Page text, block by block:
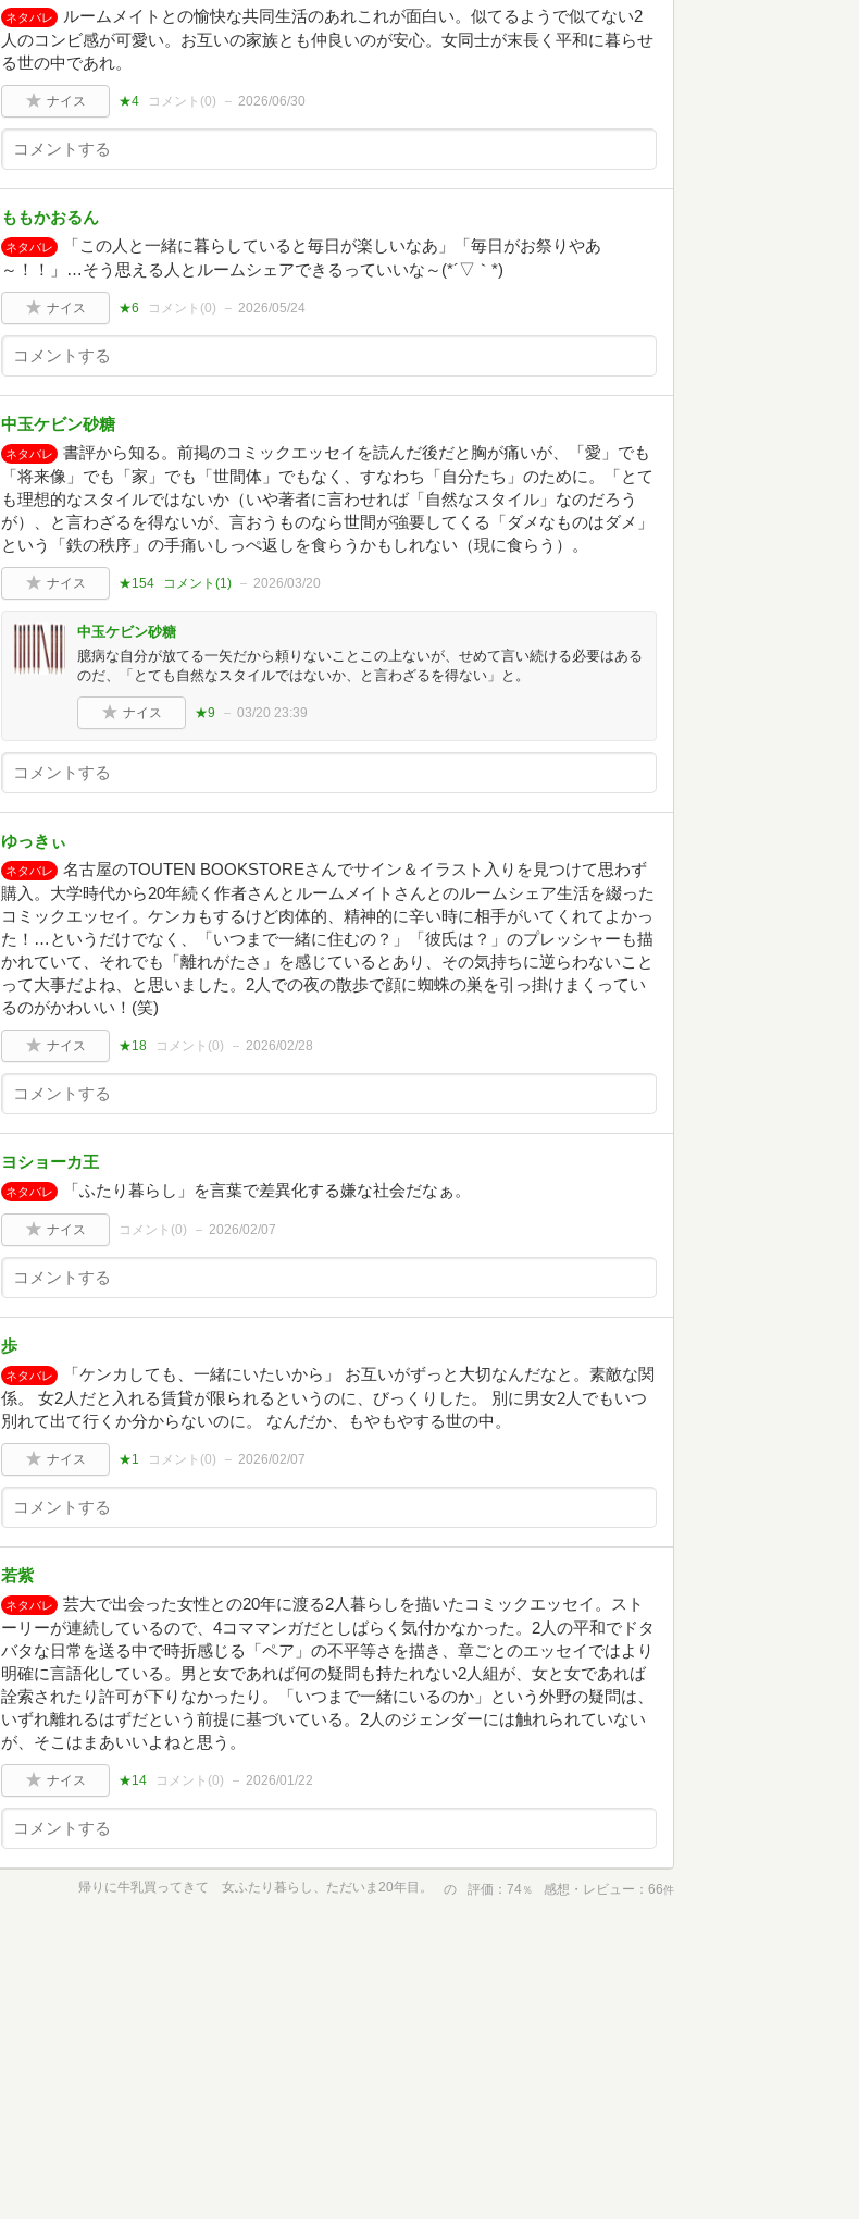
ネタバレ
ルームメイトとの愉快な共同生活のあれこれが面白い。似てるようで似てない2
人のコンビ感が可愛い。お互いの家族とも仲良いのが安心。女同士が末長く平和に暮らせ
る世の中であれ。
ナイス ★4 コメント(0) 2026/06/30
ももかおるん
ネタバレ
「この人と一緒に暮らしていると毎日が楽しいなあ」「毎日がお祭りやあ
～！！」…そう思える人とルームシェアできるっていいな～(*´▽｀*)
ナイス ★6 コメント(0) 2026/05/24
中玉ケビン砂糖
ネタバレ
書評から知る。前掲のコミックエッセイを読んだ後だと胸が痛いが、「愛」でも
「将来像」でも「家」でも「世間体」でもなく、すなわち「自分たち」のために。「とて
も理想的なスタイルではないか（いや著者に言わせれば「自然なスタイル」なのだろう
が）、と言わざるを得ないが、言おうものなら世間が強要してくる「ダメなものはダメ」
という「鉄の秩序」の手痛いしっぺ返しを食らうかもしれない（現に食らう）。
ナイス ★154 コメント(1) 2026/03/20
中玉ケビン砂糖
臆病な自分が放てる一矢だから頼りないことこの上ないが、せめて言い続ける必要はある
のだ、「とても自然なスタイルではないか、と言わざるを得ない」と。
ナイス ★9 03/20 23:39
ゆっきぃ
ネタバレ
名古屋のTOUTEN BOOKSTOREさんでサイン＆イラスト入りを見つけて思わず
購入。大学時代から20年続く作者さんとルームメイトさんとのルームシェア生活を綴った
コミックエッセイ。ケンカもするけど肉体的、精神的に辛い時に相手がいてくれてよかっ
た！…というだけでなく、「いつまで一緒に住むの？」「彼氏は？」のプレッシャーも描
かれていて、それでも「離れがたさ」を感じているとあり、その気持ちに逆らわないこと
って大事だよね、と思いました。2人での夜の散歩で顔に蜘蛛の巣を引っ掛けまくってい
るのがかわいい！(笑)
ナイス ★18 コメント(0) 2026/02/28
ヨショーカ王
ネタバレ 「ふたり暮らし」を言葉で差異化する嫌な社会だなぁ。
ナイス コメント(0) 2026/02/07
歩
ネタバレ
「ケンカしても、一緒にいたいから」 お互いがずっと大切なんだなと。素敵な関
係。 女2人だと入れる賃貸が限られるというのに、びっくりした。 別に男女2人でもいつ
別れて出て行くか分からないのに。 なんだか、もやもやする世の中。
ナイス ★1 コメント(0) 2026/02/07
若紫
ネタバレ
芸大で出会った女性との20年に渡る2人暮らしを描いたコミックエッセイ。スト
ーリーが連続しているので、4コママンガだとしばらく気付かなかった。2人の平和でドタ
バタな日常を送る中で時折感じる「ペア」の不平等さを描き、章ごとのエッセイではより
明確に言語化している。男と女であれば何の疑問も持たれない2人組が、女と女であれば
詮索されたり許可が下りなかったり。「いつまで一緒にいるのか」という外野の疑問は、
いずれ離れるはずだという前提に基づいている。2人のジェンダーには触れられていない
が、そこはまあいいよねと思う。
ナイス ★14 コメント(0) 2026/01/22
帰りに牛乳買ってきて 女ふたり暮らし、ただいま20年目。 の 評価 74％ 感想・レビュー 66件